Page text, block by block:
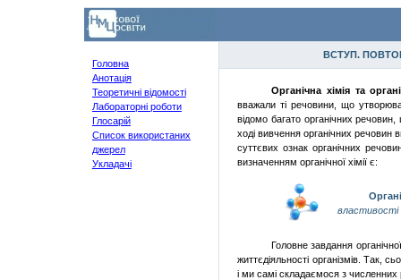
Головна
Анотація
Теоретичні відомості
Лабораторні роботи
Глосарій
Список використаних
джерел
Укладачі
ВСТУП.
Органічна хіміята
вважали ті речовини , що
відомо багато органічних речовин
ході вивчення органічних речовин
суттєвих ознак органічних
визначенням органічної хімії є:
Головне завдання
життєдіяльності організмів. Так,
і мисамі складаємося зчисленних